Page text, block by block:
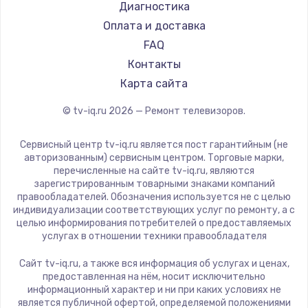
Замена видеокарты
1600 руб.
Заказать
Ремонт разъема питания
880 руб.
Заказать
Замена видеочипа
2745 руб.
Заказать
2600 руб.
Заказать
Hyundai
Doffler
Hiper
Grundig
HITACHI
Yandex
National
iFFALCON
Tuvio
Nord
BenQ
Диагностика
Оплата и доставка
FAQ
Контакты
Карта сайта
© tv-iq.ru 2026 — Ремонт телевизоров.
Сервисный центр tv-iq.ru является пост гарантийным (не
авторизованным) сервисным центром. Торговые марки,
перечисленные на сайте tv-iq.ru, являются
зарегистрированным товарными знаками компаний
правообладателей. Обозначения используется не с целью
индивидуализации соответствующих услуг по ремонту, а с
целью информирования потребителей о предоставляемых
услугах в отношении техники правообладателя
Сайт tv-iq.ru, а также вся информация об услугах и ценах,
предоставленная на нём, носит исключительно
информационный характер и ни при каких условиях не
является публичной офертой, определяемой положениями